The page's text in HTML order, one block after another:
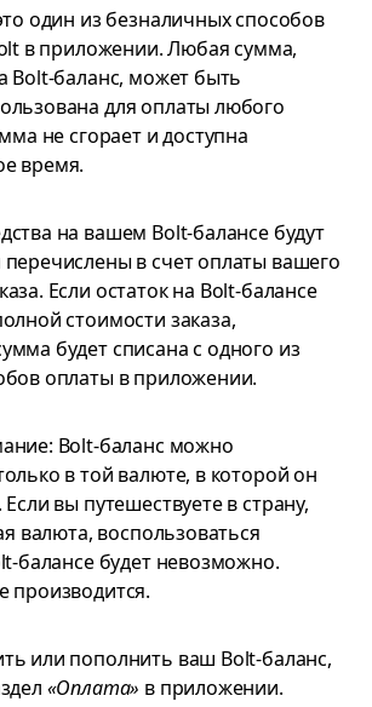
один из безналичных способов
в приложении. Любая сумма,
Bolt-баланс, может быть
для оплаты любого
не сгорает и доступна
время.
на вашем Bolt-балансе будут
в счет оплаты вашего
Если остаток на Bolt-балансе
стоимости заказа,
будет списана с одного из
оплаты в приложении.
Bolt-баланс можно
в той валюте, в которой он
вы путешествуете в страну,
валюта, воспользоваться
балансе будет невозможно.
производится.
или пополнить ваш Bolt-баланс,
«Оплата» в приложении.